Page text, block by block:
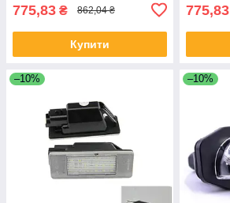
775,83 ₴ 862,04 ₴
Купити
775,83
–10% –10%